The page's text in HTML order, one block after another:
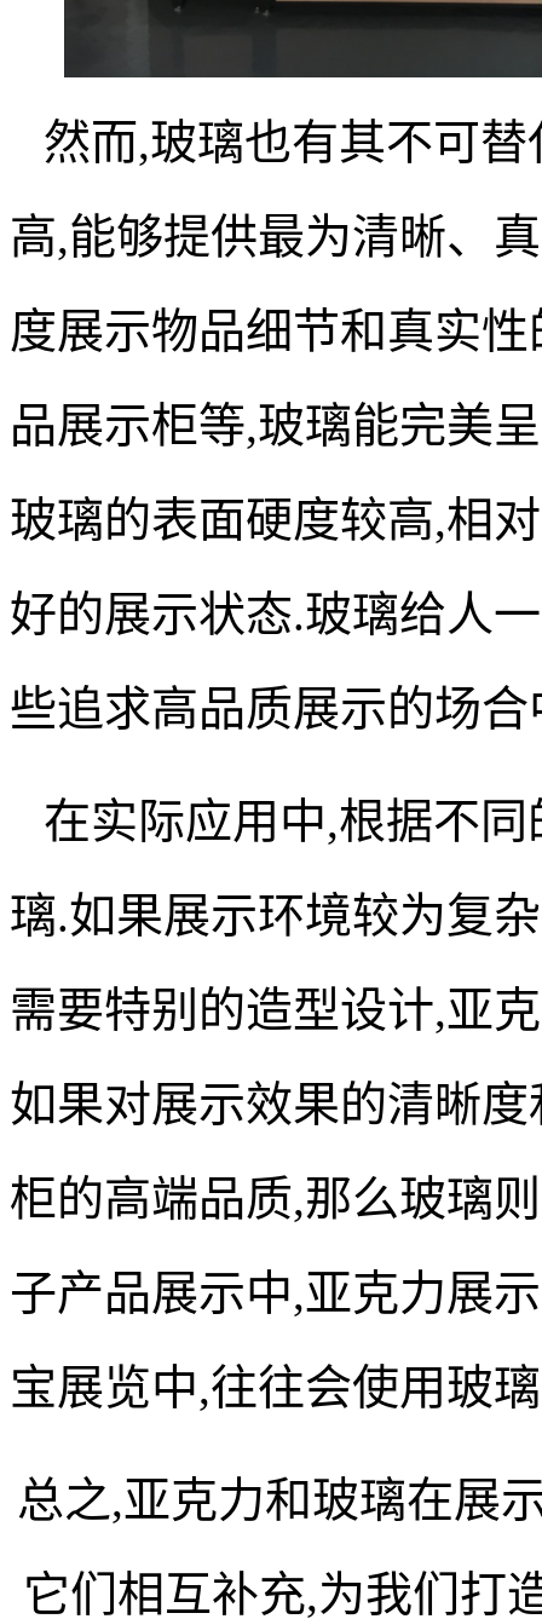
然而,玻璃也有其不可
高,能够提供最为清晰、
度展示物品细节和真实
品展示柜等,玻璃能完美
玻璃的表面硬度较高,相
好的展示状态.玻璃给人
些追求高品质展示的场
在实际应用中,根据不
璃.如果展示环境较为复
需要特别的造型设计,亚
如果对展示效果的清晰
柜的高端品质,那么玻璃
子产品展示中,亚克力展
宝展览中,往往会使用玻
总之,亚克力和玻璃在展
它们相互补充,为我们打